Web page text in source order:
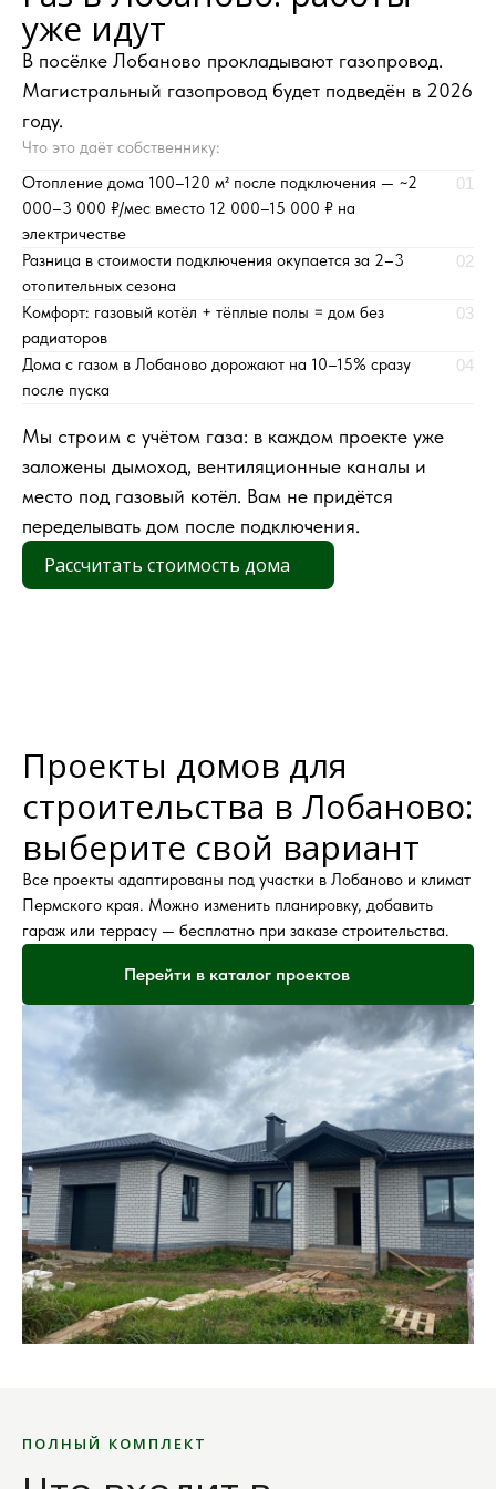
уже идут
В посёлке Лобаново прокладывают газопровод.
Магистральный газопровод будет подведён в 2026
году.
Что это даёт собственнику:
Отопление дома 100–120 м² после подключения — ~2
000–3 000 ₽/мес вместо 12 000–15 000 ₽ на
электричестве
01
Разница в стоимости подключения окупается за 2–3
отопительных сезона
02
Комфорт: газовый котёл + тёплые полы = дом без
радиаторов
03
Дома с газом в Лобаново дорожают на 10–15% сразу
после пуска
04
Мы строим с учётом газа: в каждом проекте уже
заложены дымоход, вентиляционные каналы и
место под газовый котёл. Вам не придётся
переделывать дом после подключения.
Рассчитать стоимость дома
Проекты домов для
строительства в Лобаново:
выберите свой вариант
Перейти в каталог проектов
Все проекты адаптированы под участки в Лобаново и климат
Пермского края. Можно изменить планировку, добавить
гараж или террасу — бесплатно при заказе строительства.
ПОЛНЫЙ КОМПЛЕКТ